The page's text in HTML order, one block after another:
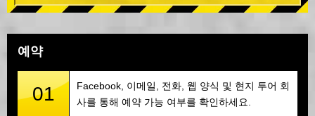
예약
01
Facebook, 이메일, 전화, 웹 양식 및 현지 투어 회
사를 통해 예약 가능 여부를 확인하세요.